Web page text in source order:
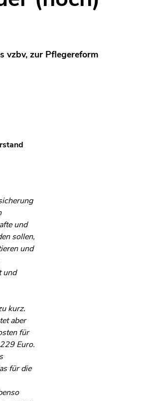
vzbv, zur Pflegereform
und
sollen,
und
und
kurz.
aber
für
Euro.
für die